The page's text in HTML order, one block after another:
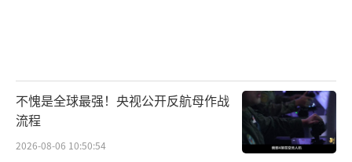
美国和我国都在积极更新和开发新的核武
器类型，如美国的B61–12、B61–13核弹和AG
M-181LRSO导弹，以及我国的东风-41等。
不愧是全球最强！央视公开反航母作战
流程
2026-08-06 10:50:54